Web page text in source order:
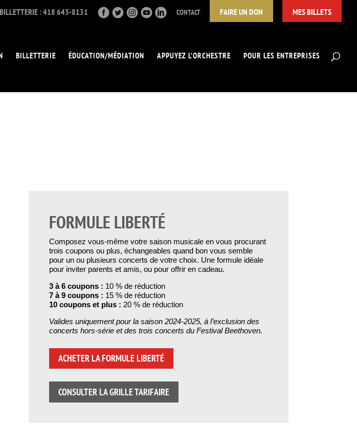
BILLETTERIE : 418 643-8131 CONTACT FAIRE UN DON MES BILLETS
BILLETTERIE ÉDUCATION/MÉDIATION APPUYEZ L’ORCHESTRE POUR LES ENTREPRISES
FORMULE LIBERTÉ
Composez vous-même votre saison musicale en vous procurant
trois coupons ou plus, échangeables quand bon vous semble
pour un ou plusieurs concerts de votre choix. Une formule idéale
pour inviter parents et amis, ou pour offrir en cadeau.
3 à 6 coupons : 10 % de réduction
7 à 9 coupons : 15 % de réduction
10 coupons et plus : 20 % de réduction
Valides uniquement pour la saison 2024-2025, à l’exclusion des
concerts hors-série et des trois concerts du Festival Beethoven.
ACHETER LA FORMULE LIBERTÉ
CONSULTER LA GRILLE TARIFAIRE